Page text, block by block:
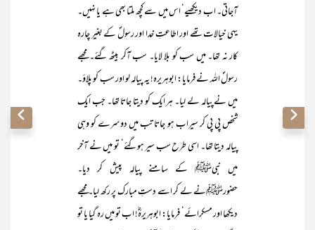
آجاتی۔ اب دیکھیے‘ اس میں سے کچھ ملتا بھی ہے یا نہیں۔
یہی خیالات تھے اور اطاعتِ خدا اور رسولؐ کے بغیر چارہ
کار نہ تھا۔ میں سب کو بلا لایا۔ سب آکر بیٹھ گئے۔ مجھے
رسولؐ اللہ نے فرمایا: ابوہریرہ! یہ پیالہ لو اور سب کو پلاؤ۔
میں نے پیالہ لے لیا۔ ہر ایک کو دیتا جاتا تھا۔ جب ایک
شخص پی پی کر سیراب ہو جاتا تب میں دوسرے کو وہی
پیالہ دیتا تھا۔ اسی طرح سب سیر ہوگئے‘ تو میں نے آخر
میں نبیﷺ کے سامنے پیالہ پیش کر دیا۔
حضورﷺنے لے کر اسے دستِ مبارک پر رکھ لیا۔ مجھے
دیکھا اور مسکرائے‘ فرمایا: ابوہریرہؓ! اب تو میں رہ گیا یا تو